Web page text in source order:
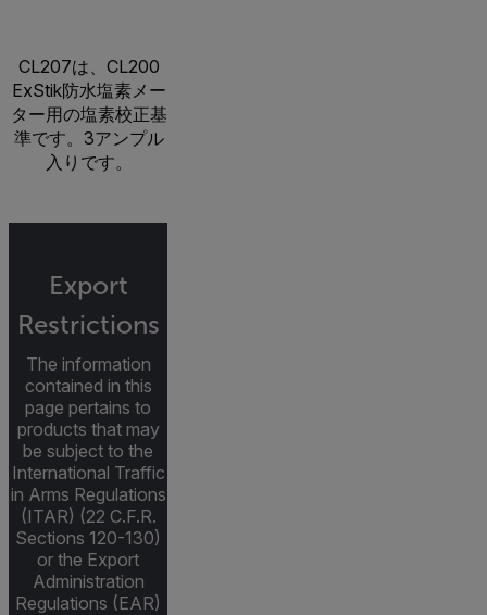
CL207は、CL200
ExStik防水塩素メー
ター用の塩素校正基
準です。3アンプル
入りです。
Export
Restrictions
The information
contained in this
page pertains to
products that may
be subject to the
International Traffic
in Arms Regulations
(ITAR) (22 C.F.R.
Sections 120-130)
or the Export
Administration
Regulations (EAR)